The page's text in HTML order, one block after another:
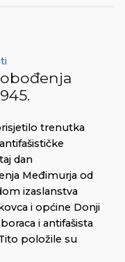
trenutka
dan
Međimurja od
izaslanstva
i općine Donji
i antifašista
položile su